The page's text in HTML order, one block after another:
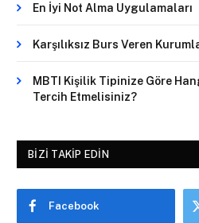
En İyi Not Alma Uygulamaları
Karşılıksız Burs Veren
MBTI Kişilik Tipinize Göre
Tercih Etmelisiniz?
BIZI TAKIP EDIN
Facebook